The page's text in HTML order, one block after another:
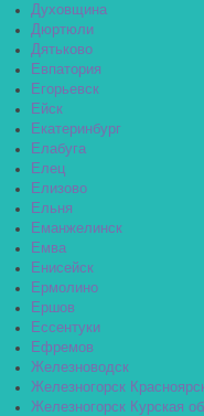
Духовщина
Дюртюли
Дятьково
Евпатория
Егорьевск
Ейск
Екатеринбург
Елабуга
Елец
Елизово
Ельня
Еманжелинск
Емва
Енисейск
Ермолино
Ершов
Ессентуки
Ефремов
Железноводск
Железногорск
Железногорск Курская